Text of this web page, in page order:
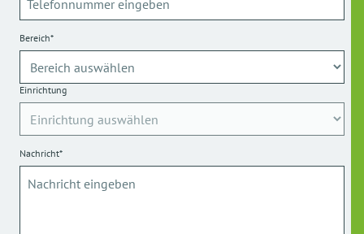
Bereich*
Einrichtung
Nachricht*